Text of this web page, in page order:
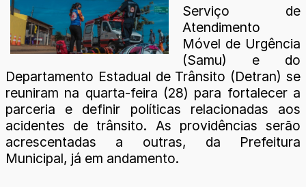
Serviço de
Atendimento
Móvel de Urgência
(Samu) e do
Departamento Estadual de Trânsito (Detran) se
reuniram na quarta-feira (28) para fortalecer a
parceria e definir políticas relacionadas aos
acidentes de trânsito. As providências serão
acrescentadas a outras, da Prefeitura
Municipal, já em andamento.